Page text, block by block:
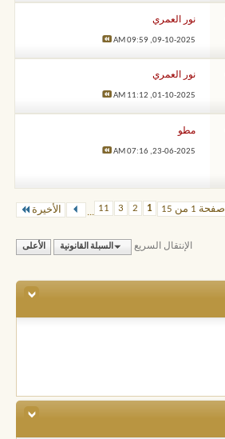
نور العمري
09-10-2025,
09:59 AM
نور العمري
01-10-2025,
11:12 AM
مطو
23-06-2025,
07:16 AM
صفحة 1 من 15 1
2
3
11
... الأخيرة
الإنتقال السريع السبلة القانونية الأعلى